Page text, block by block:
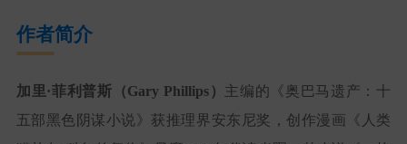
作者简介
加里·菲利普斯（Gary Phillips ） 主编的《奥巴马遗产：十
五部黑色阴谋小说》获推理界安东尼奖，创作漫画《人类